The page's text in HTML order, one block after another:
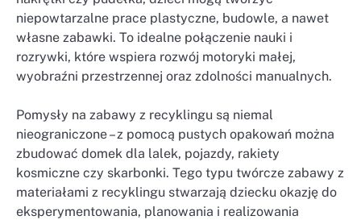
niepowtarzalne prace plastyczne, budowle, a nawet
własne zabawki. To idealne połączenie nauki i
rozrywki, które wspiera rozwój motoryki małej,
wyobraźni przestrzennej oraz zdolności manualnych.
Pomysły na zabawy z recyklingu są niemal
nieograniczone – z pomocą pustych opakowań można
zbudować domek dla lalek, pojazdy, rakiety
kosmiczne czy skarbonki. Tego typu twórcze zabawy z
materiałami z recyklingu stwarzają dziecku okazję do
eksperymentowania, planowania i realizowania